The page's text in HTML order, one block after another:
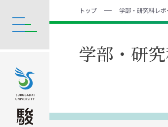
トップ 学部・研究科レポ
学部・研